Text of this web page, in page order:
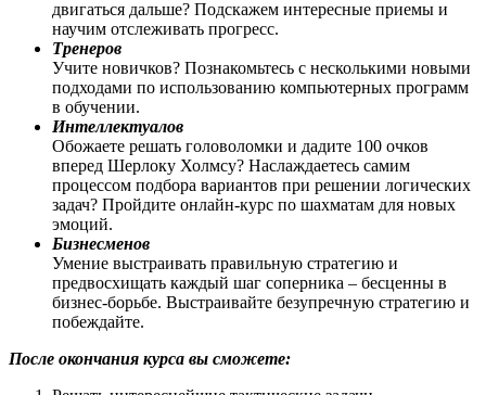
двигаться дальше? Подскажем интересные приемы и
научим отслеживать прогресс.
Тренеров
Учите новичков? Познакомьтесь с несколькими новыми
подходами по использованию компьютерных программ
в обучении.
Интеллектуалов
Обожаете решать головоломки и дадите 100 очков
вперед Шерлоку Холмсу? Наслаждаетесь самим
процессом подбора вариантов при решении логических
задач? Пройдите онлайн-курс по шахматам для новых
эмоций.
Бизнесменов
Умение выстраивать правильную стратегию и
предвосхищать каждый шаг соперника – бесценны в
бизнес-борьбе. Выстраивайте безупречную стратегию и
побеждайте.
После окончания курса вы сможете: